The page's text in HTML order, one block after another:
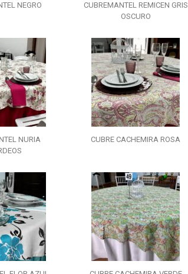
NEGRO
CUBREMANTEL REMICEN GRIS
OSCURO
NURIA
CUBRE CACHEMIRA ROSA